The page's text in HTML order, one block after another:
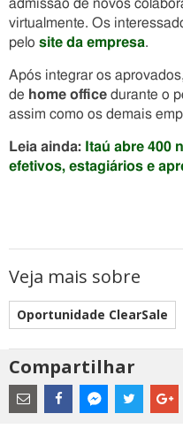
admissão de novos
virtualmente. Os
pelo site da empresa.
Após integrar os
de home office durante o
assim como os demais
Leia ainda: Itaú abre 400
efetivos, estagiários e
Veja mais sobre
Oportunidade ClearSale
Compartilhar
Estes
são
links
externos